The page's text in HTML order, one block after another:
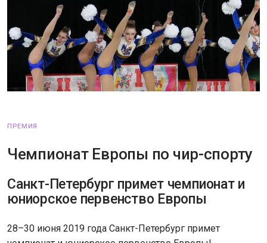
ПРЕМИЯ
Чемпионат Европы по чир-спорту
Санкт-Петербург примет чемпионат и
юниорское первенство Европы
28–30 июня 2019 года Санкт-Петербург примет